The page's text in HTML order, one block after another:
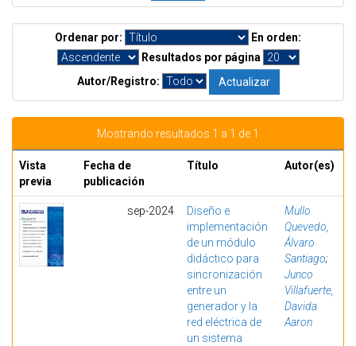
Ordenar por:
En orden:
Resultados por página
Autor/Registro:
Mostrando resultados 1 a 1 de 1
Vista
previa
Fecha de
publicación
Título Autor(es)
sep-2024
Diseño e
implementación
de un módulo
didáctico para
sincronización
entre un
generador y la
red eléctrica de
un sistema
Mullo
Quevedo,
Álvaro
Santiago;
Junco
Villafuerte,
Davida
Aaron